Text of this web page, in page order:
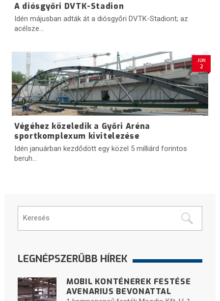
A diósgyőri DVTK-Stadion
Idén májusban adták át a diósgyőri DVTK-Stadiont; az
acélsze...
JÚN
2
Végéhez közeledik a Győri Aréna
sportkomplexum kivitelezése
Idén januárban kezdődött egy közel 5 milliárd forintos
beruh...
LEGNÉPSZERŰBB HÍREK
MOBIL KONTÉNEREK FESTÉSE
AVENARIUS BEVONATTAL